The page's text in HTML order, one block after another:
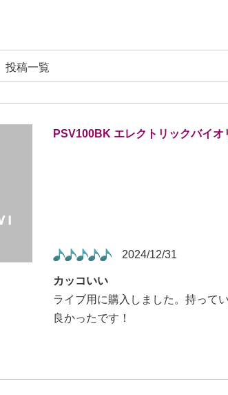
投稿一覧
PSV100BK エレクトリックバイオ
2024/12/31
カッコいい
ライブ用に購入しました。持って
良かったです！